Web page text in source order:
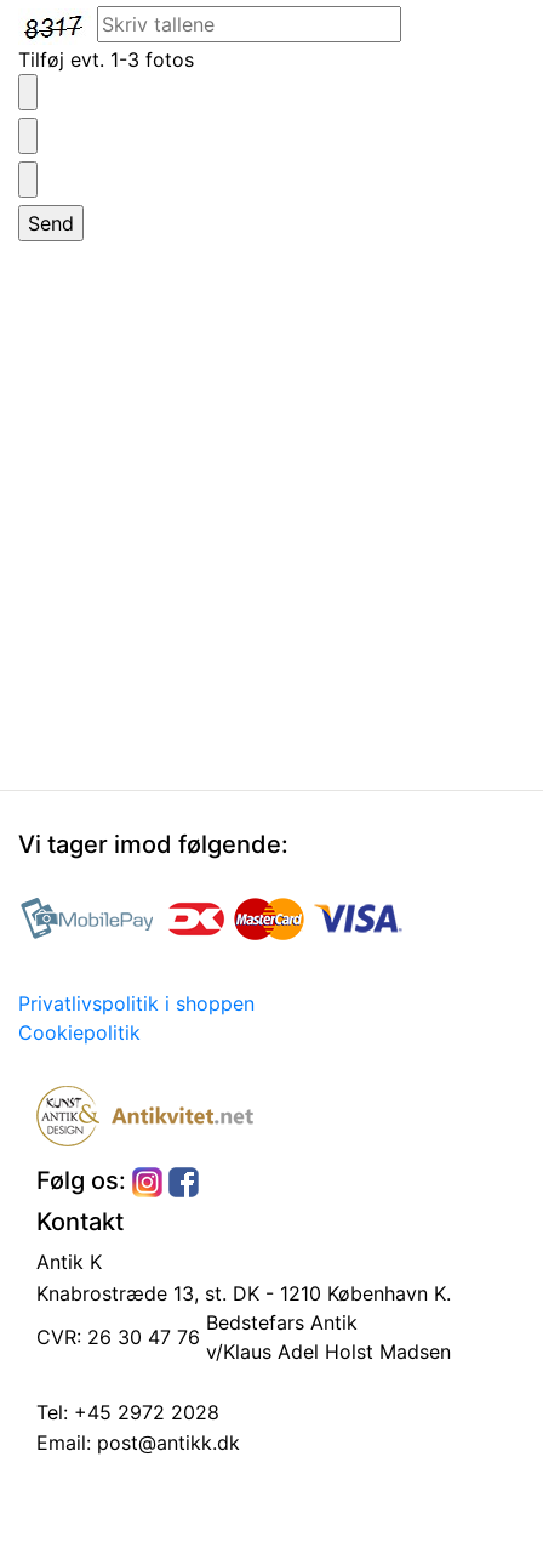
Tilføj evt. 1-3 fotos
Vi tager imod følgende:
Privatlivspolitik i shoppen
Cookiepolitik
Følg os:
Kontakt
Antik K
Knabrostræde 13, st. DK - 1210 København K.
CVR: 26 30 47 76
Bedstefars Antik
v/Klaus Adel Holst Madsen
Tel: +45 2972 2028
Email: post@antikk.dk